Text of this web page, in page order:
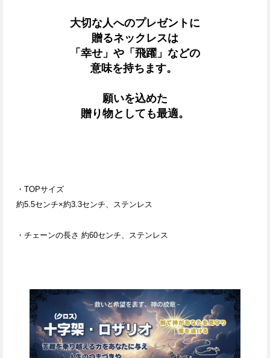
大切な人へのプレゼントに
贈るネックレスは
「幸せ」や「飛躍」などの
意味を持ちます。
願いを込めた
贈り物としても最適。
・TOPサイズ
約5.5センチ×約3.3センチ、
ステンレス
・チェーンの長さ 約60センチ、 ステンレス